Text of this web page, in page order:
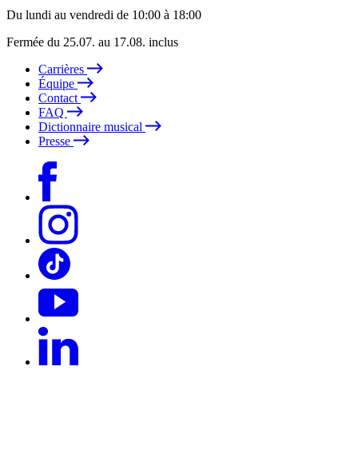
Du lundi au vendredi de 10:00 à 18:00
Fermée du 25.07. au 17.08. inclus
Carrières
Équipe
Contact
FAQ
Dictionnaire musical
Presse